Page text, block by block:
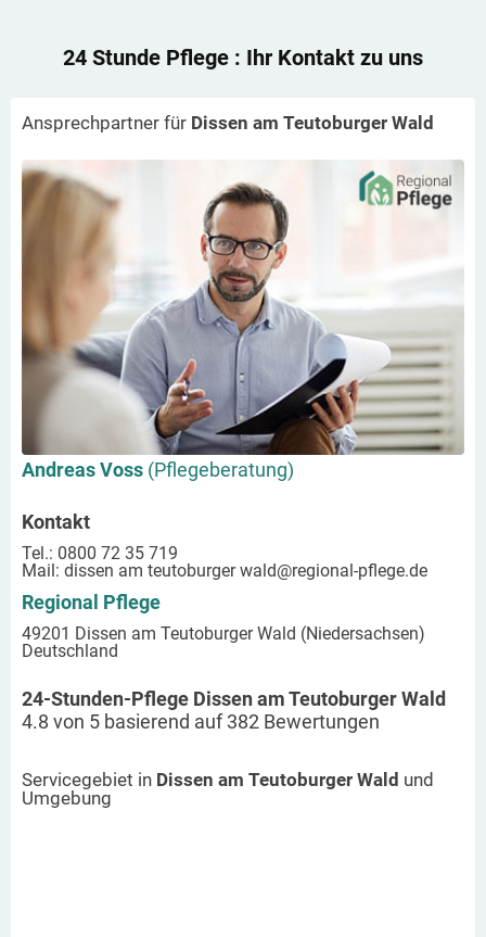
24 Stunde Pflege : Ihr Kontakt zu uns
Ansprechpartner für Dissen am Teutoburger Wald
Andreas Voss (Pflegeberatung)
Kontakt
Tel.: 0800 72 35 719
Mail: dissen am teutoburger wald@regional-pflege.de
Regional Pflege
49201 Dissen am Teutoburger Wald (Niedersachsen)
Deutschland
24-Stunden-Pflege Dissen am Teutoburger Wald
4.8 von 5 basierend auf382 Bewertungen
Servicegebiet in Dissen am Teutoburger Wald und
Umgebung